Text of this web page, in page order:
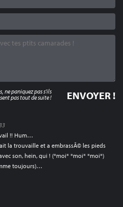
!! Hum…
la trouvaille et a embrassÃ© les pieds
son, hein, qui ! (*moi* *moi* *moi*)
toujours)…
ne paniquez pas s'ils
pas tout de suite !